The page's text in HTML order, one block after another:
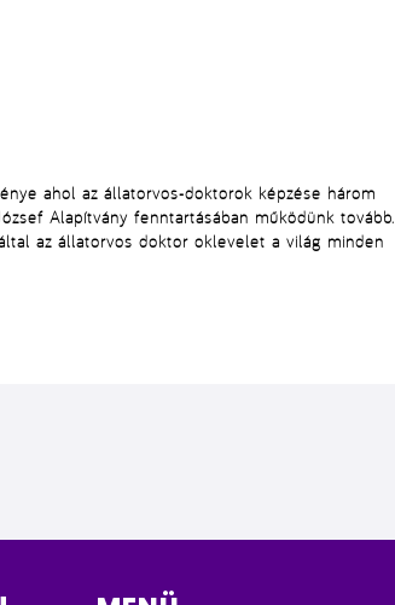
ahol az állatorvos-doktorok képzése három
Alapítvány fenntartásában működünk tovább.
az állatorvos doktor oklevelet a világ minden